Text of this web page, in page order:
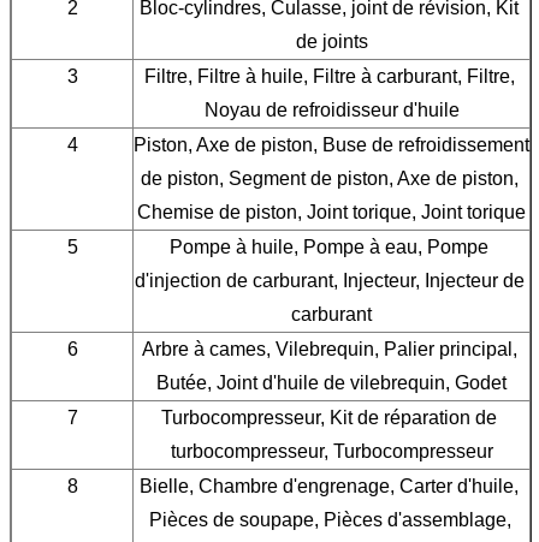
2
Bloc-cylindres, Culasse, joint de révision, Kit
de joints
3
Filtre, Filtre à huile, Filtre à carburant, Filtre,
Noyau de refroidisseur d'huile
4
Piston, Axe de piston, Buse de refroidissement
de piston, Segment de piston, Axe de piston,
Chemise de piston, Joint torique, Joint torique
5
Pompe à huile, Pompe à eau, Pompe
d'injection de carburant, Injecteur, Injecteur de
carburant
6
Arbre à cames, Vilebrequin, Palier principal,
Butée, Joint d'huile de vilebrequin, Godet
7
Turbocompresseur, Kit de réparation de
turbocompresseur, Turbocompresseur
8
Bielle, Chambre d'engrenage, Carter d'huile,
Pièces de soupape, Pièces d'assemblage,